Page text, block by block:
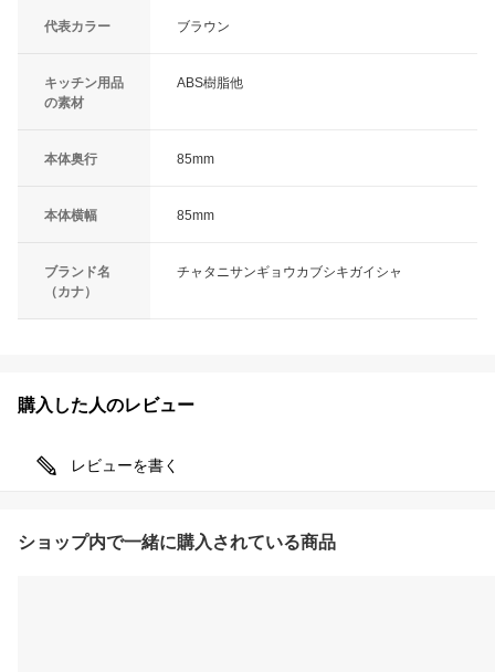
代表カラー ブラウン
キッチン用品
の素材
ABS樹脂他
本体奥行 85mm
本体横幅 85mm
ブランド名
（カナ）
チャタニサンギョウカブシキガイシャ
購入した人のレビュー
レビューを書く
ショップ内で一緒に購入されている商品